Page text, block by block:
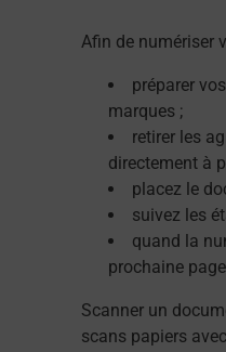
Afin de numériser
préparer
marques ;
retirer les
directement à
placez le
suivez les
quand la
prochaine
Scanner un
scans papiers